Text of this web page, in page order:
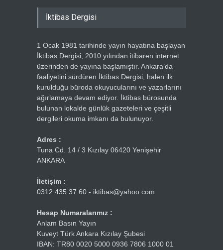
İktibas Dergisi
1 Ocak 1981 tarihinde yayın hayatına başlayan
İktibas Dergisi, 2010 yılından itibaren internet
üzerinden de yayına başlamıştır. Ankara’da
faaliyetini sürdüren İktibas Dergisi, halen ilk
kurulduğu büroda okuyucularını ve yazarlarını
ağırlamaya devam ediyor. İktibas bürosunda
bulunan lokalde günlük gazeteleri ve çeşitli
dergileri okuma imkanı da bulunuyor.
Adres :
Tuna Cd. 14 / 3 Kızılay 06420 Yenişehir
ANKARA
İletişim :
0312 435 37 60 - iktibas@yahoo.com
Hesap Numaralarımız :
Anlam Basın Yayın
Kuveyt Türk Ankara Kızılay Şubesi
IBAN: TR80 0020 5000 0936 7806 1000 01